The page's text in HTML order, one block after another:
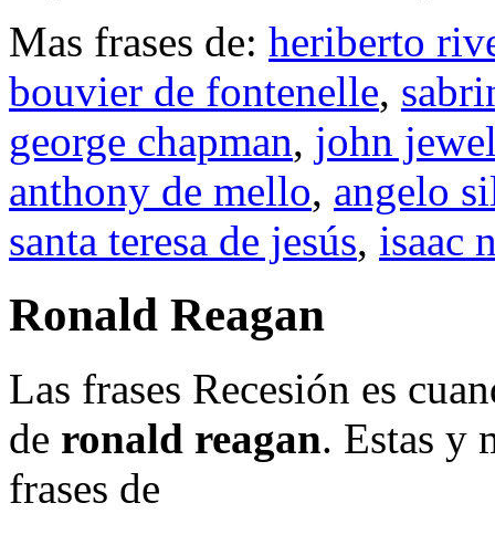
Mas frases de: heriberto
bouvier de fontenelle,
george chapman, john
anthony de mello, angelo
santa teresa de jesús, isaac
Ronald Reagan
Las frases Recesión es
de ronald reagan. Estas y
frases de